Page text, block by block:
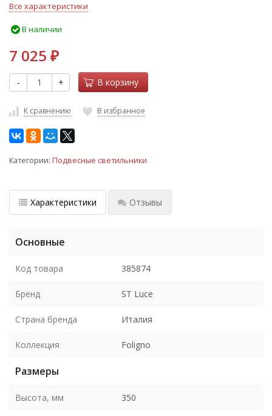
Все характеристики
В наличии
7 025 ₽
- + В корзину
К сравнению В избранное
Категории: Подвесные светильники
Характеристики Отзывы
Основные
Код товара 385874
Бренд ST Luce
Страна бренда Италия
Коллекция Foligno
Размеры
Высота, мм 350